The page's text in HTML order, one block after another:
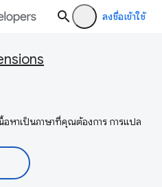
ลงชื่อเข้าใช้
อหาเป็นภาษาที่คุณต้องการ การแปล